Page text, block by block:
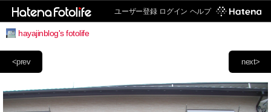
ユーザー登録 ログイン ヘルプ
hayajinblog's fotolife
next>
<prev